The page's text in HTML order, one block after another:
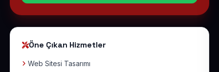
Öne Çıkan Hizmetler
Web Sitesi Tasarımı